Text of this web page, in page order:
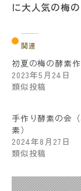
に大人気の梅の
関連
初夏の梅の酵素作
2023年5月24日
類似投稿
手作り酵素の会
素）
2024年8月27日
類似投稿